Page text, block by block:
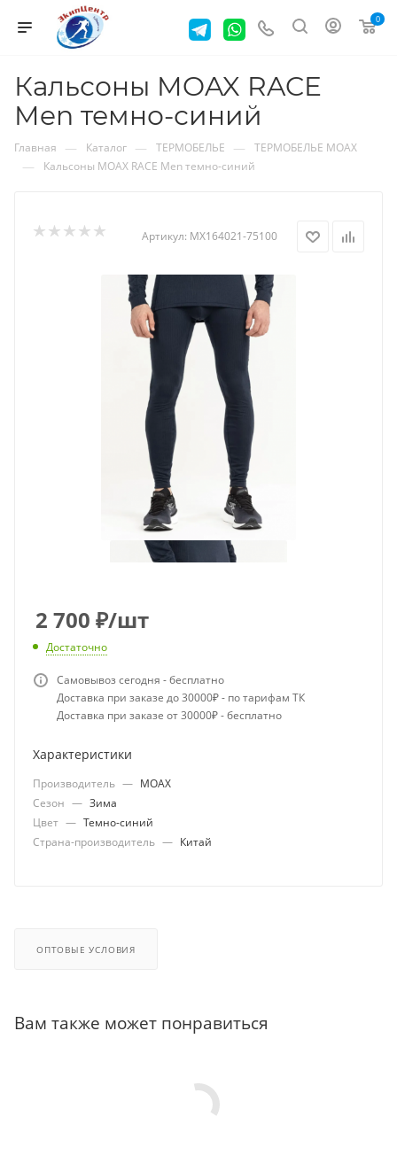
0
Кальсоны MOAX RACE
Men темно-синий
Главная — Каталог — ТЕРМОБЕЛЬЕ — ТЕРМОБЕЛЬЕ MOAX
— Кальсоны MOAX RACE Men темно-синий
Артикул: MX164021-75100
2 700 ₽/шт
Достаточно
Самовывоз сегодня - бесплатно
Доставка при заказе до 30000₽ - по тарифам ТК
Доставка при заказе от 30000₽ - бесплатно
Характеристики
Производитель — MOAX
Сезон — Зима
Цвет — Темно-синий
Страна-производитель — Китай
ОПТОВЫЕ УСЛОВИЯ
Вам также может понравиться